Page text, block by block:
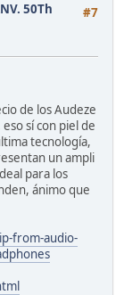
#7
50Th
de los Audeze
sí con piel de
tecnología,
un ampli
para los
ánimo que
from-audio-